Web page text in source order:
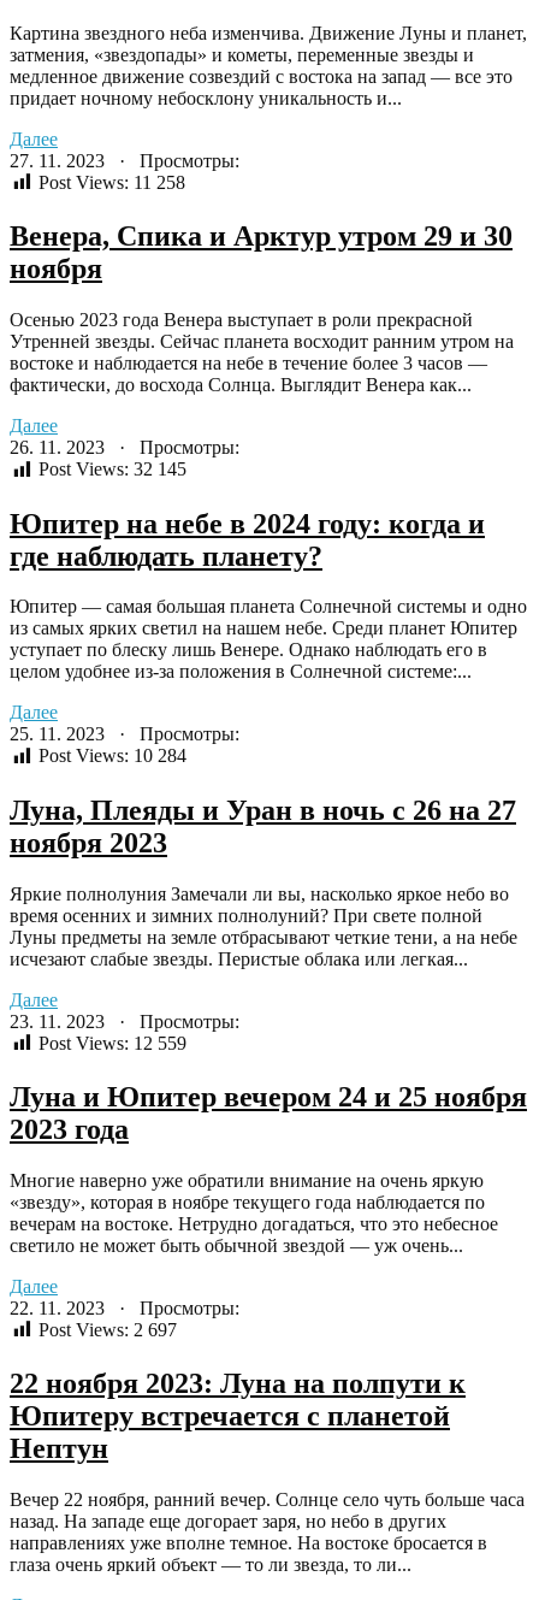
Картина звездного неба изменчива. Движение Луны и планет,
затмения, «звездопады» и кометы, переменные звезды и
медленное движение созвездий с востока на запад — все это
придает ночному небосклону уникальность и...
Далее
27. 11. 2023 · Просмотры:
Post Views: 11 258
Венера, Спика и Арктур утром 29 и 30
ноября
Осенью 2023 года Венера выступает в роли прекрасной
Утренней звезды. Сейчас планета восходит ранним утром на
востоке и наблюдается на небе в течение более 3 часов —
фактически, до восхода Солнца. Выглядит Венера как...
Далее
26. 11. 2023 · Просмотры:
Post Views: 32 145
Юпитер на небе в 2024 году: когда и
где наблюдать планету?
Юпитер — самая большая планета Солнечной системы и одно
из самых ярких светил на нашем небе. Среди планет Юпитер
уступает по блеску лишь Венере. Однако наблюдать его в
целом удобнее из-за положения в Солнечной системе:...
Далее
25. 11. 2023 · Просмотры:
Post Views: 10 284
Луна, Плеяды и Уран в ночь с 26 на 27
ноября 2023
Яркие полнолуния Замечали ли вы, насколько яркое небо во
время осенних и зимних полнолуний? При свете полной
Луны предметы на земле отбрасывают четкие тени, а на небе
исчезают слабые звезды. Перистые облака или легкая...
Далее
23. 11. 2023 · Просмотры:
Post Views: 12 559
Луна и Юпитер вечером 24 и 25 ноября
2023 года
Многие наверно уже обратили внимание на очень яркую
«звезду», которая в ноябре текущего года наблюдается по
вечерам на востоке. Нетрудно догадаться, что это небесное
светило не может быть обычной звездой — уж очень...
Далее
22. 11. 2023 · Просмотры:
Post Views: 2 697
22 ноября 2023: Луна на полпути к
Юпитеру встречается с планетой
Нептун
Вечер 22 ноября, ранний вечер. Солнце село чуть больше часа
назад. На западе еще догорает заря, но небо в других
направлениях уже вполне темное. На востоке бросается в
глаза очень яркий объект — то ли звезда, то ли...